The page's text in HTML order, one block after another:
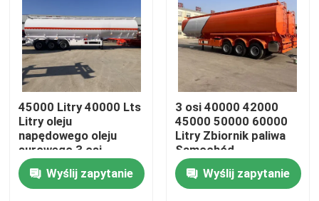
O nas
Wycieczka po fabryce
Kontrola jakości
Skontaktuj się z nami
45000 Litry 40000 Lts
Litry oleju
napędowego oleju
surowego 3 osi
benzyny benzyny oleju
ciekłego paliwa
czołgów przyczep
Wyślij zapytanie
3 osi 40000 42000
45000 50000 60000
Litry Zbiornik paliwa
Samochód
przyczepny Benzyna
Benzyna Diesel
Zbiornik oleju Czołg
Wyślij zapytanie